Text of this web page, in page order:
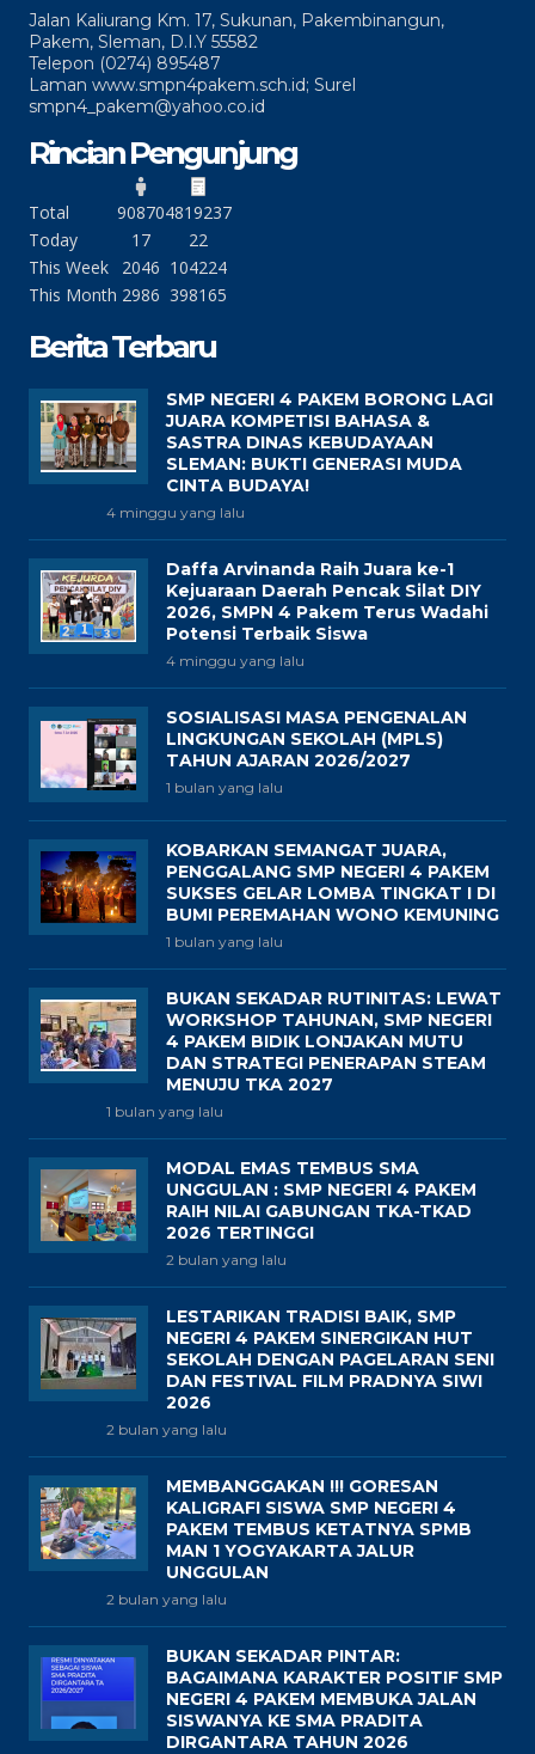
Jalan Kaliurang Km. 17, Sukunan, Pakembinangun,
Pakem, Sleman, D.I.Y 55582
Telepon (0274) 895487
Laman www.smpn4pakem.sch.id; Surel
smpn4_pakem@yahoo.co.id
Rincian Pengunjung
Total 908704819237
Today
17
22
This Week
2046 104224
This Month 2986 398165
Berita Terbaru
SMP NEGERI 4 PAKEM BORONG LAGI
JUARA KOMPETISI BAHASA &
SASTRA DINAS KEBUDAYAAN
SLEMAN: BUKTI GENERASI MUDA
CINTA BUDAYA!
4 minggu yang lalu
Daffa Arvinanda Raih Juara ke-1
Kejuaraan Daerah Pencak Silat DIY
2026, SMPN 4 Pakem Terus Wadahi
Potensi Terbaik Siswa
4 minggu yang lalu
SOSIALISASI MASA PENGENALAN
LINGKUNGAN SEKOLAH (MPLS)
TAHUN AJARAN 2026/2027
1 bulan yang lalu
KOBARKAN SEMANGAT JUARA,
PENGGALANG SMP NEGERI 4 PAKEM
SUKSES GELAR LOMBA TINGKAT I DI
BUMI PEREMAHAN WONO KEMUNING
1 bulan yang lalu
BUKAN SEKADAR RUTINITAS: LEWAT
WORKSHOP TAHUNAN, SMP NEGERI
4 PAKEM BIDIK LONJAKAN MUTU
DAN STRATEGI PENERAPAN STEAM
MENUJU TKA 2027
1 bulan yang lalu
MODAL EMAS TEMBUS SMA
UNGGULAN : SMP NEGERI 4 PAKEM
RAIH NILAI GABUNGAN TKA-TKAD
2026 TERTINGGI
2 bulan yang lalu
LESTARIKAN TRADISI BAIK, SMP
NEGERI 4 PAKEM SINERGIKAN HUT
SEKOLAH DENGAN PAGELARAN SENI
DAN FESTIVAL FILM PRADNYA SIWI
2026
2 bulan yang lalu
MEMBANGGAKAN !!! GORESAN
KALIGRAFI SISWA SMP NEGERI 4
PAKEM TEMBUS KETATNYA SPMB
MAN 1 YOGYAKARTA JALUR
UNGGULAN
2 bulan yang lalu
BUKAN SEKADAR PINTAR:
BAGAIMANA KARAKTER POSITIF SMP
NEGERI 4 PAKEM MEMBUKA JALAN
SISWANYA KE SMA PRADITA
DIRGANTARA TAHUN 2026